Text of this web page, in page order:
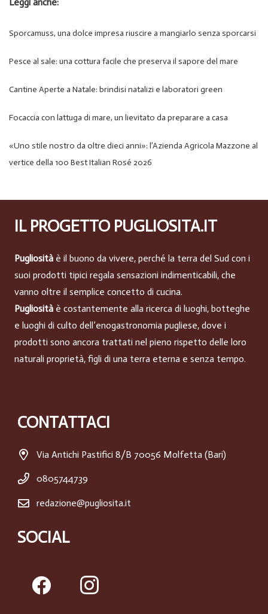
Sporcamuss, una dolce impresa riuscire a mangiarlo senza sporcarsi
Pesce al sale: una cottura facile che preserva il sapore del mare
Cantine Aperte a Natale: brindisi natalizi e laboratori green
Focaccia con lattuga di mare, un lievitato da preparare a casa
«Uno stile nostro da oltre dieci anni»: l’Azienda Agricola Mazzone al
vertice della 100 Best Italian Rosé 2026
IL PROGETTO PUGLIOSITA.IT
Pugliosità è il buono da vivere, perché la terra del Sud con i
suoi prodotti tipici regala sensazioni indimenticabili, che
vanno oltre il semplice concetto di cucina.
Pugliosità è costantemente alla ricerca di luoghi, botteghe
e luoghi di culto dell’enogastronomia pugliese, dove i
prodotti sono ancora trattati nel pieno rispetto delle loro
naturali proprietà, figli di una terra eterna e senza tempo.
CONTATTACI
Via Antichi Pastifici 8/B 70056 Molfetta (Bari)
0805744739
redazione@pugliosita.it
SOCIAL